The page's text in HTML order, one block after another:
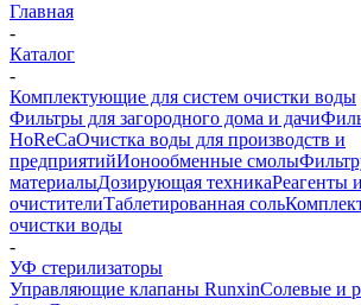
Главная
-
Каталог
-
Комплектующие для систем очистки воды
Фильтры для загородного дома и дачи
HoReCaОчистка воды для производств и
предприятийИонообменные смолы
материалыДозирующая техникаРеагенты и
очистителиТаблетированная соль
очистки воды
-
УФ стерилизаторы
Управляющие клапаны RunxinСолевые и